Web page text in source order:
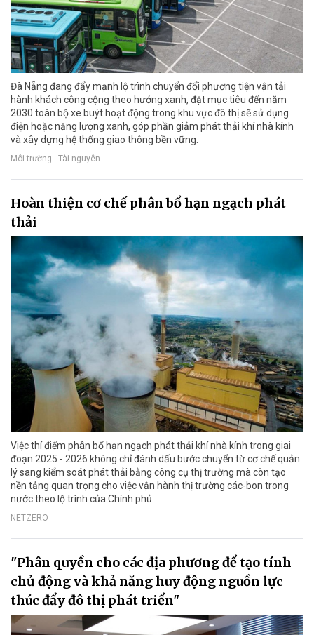
Đà Nẵng đang đẩy mạnh lộ trình chuyển đổi phương tiện vận tải
hành khách công cộng theo hướng xanh, đặt mục tiêu đến năm
2030 toàn bộ xe buýt hoạt động trong khu vực đô thị sẽ sử dụng
điện hoặc năng lượng xanh, góp phần giảm phát thải khí nhà kính
và xây dựng hệ thống giao thông bền vững.
Môi trường - Tài nguyên
Hoàn thiện cơ chế phân bổ hạn ngạch phát
thải
Việc thí điểm phân bổ hạn ngạch phát thải khí nhà kính trong giai
đoạn 2025 - 2026 không chỉ đánh dấu bước chuyển từ cơ chế quản
lý sang kiểm soát phát thải bằng công cụ thị trường mà còn tạo
nền tảng quan trọng cho việc vận hành thị trường các-bon trong
nước theo lộ trình của Chính phủ.
NETZERO
"Phân quyền cho các địa phương để tạo tính
chủ động và khả năng huy động nguồn lực
thúc đẩy đô thị phát triển"